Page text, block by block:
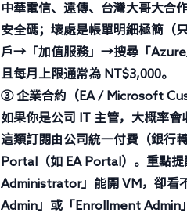
中華電信、遠傳、台灣大哥大合
安全碼；壞處是帳單明細極簡（
戶→「加值服務」→搜尋「
且每月上限通常為 NT$3,000。
③ 企業合約（EA / Microsoft
如果你是公司 IT 主管，大概率
這類訂閱由公司統一付費（銀行
Portal（如 EA Portal）。重點
Administrator」能開 VM，卻看
Admin 」或「 Enrollment Admin